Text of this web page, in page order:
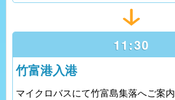
11:30
竹富港入港
マイクロバスにて竹富島集落へご案内